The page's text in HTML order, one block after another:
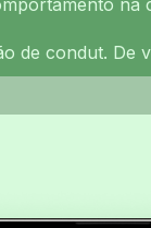
na
de condut. De